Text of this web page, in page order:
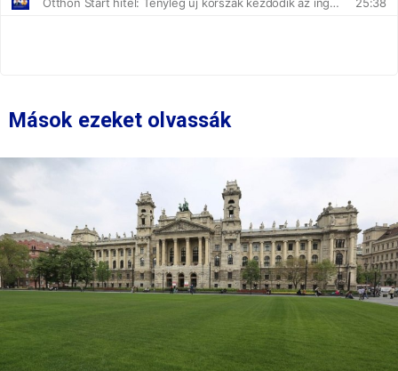
Mások ezeket olvassák